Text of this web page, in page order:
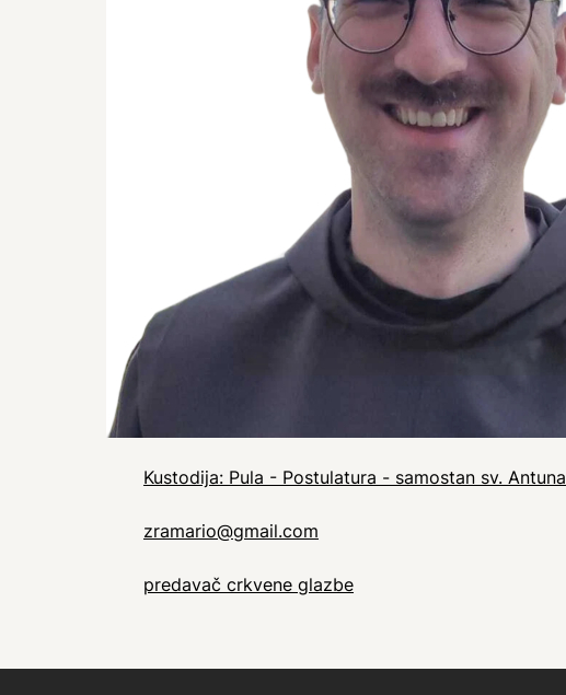
Kustodija: Pula - Postulatura - samostan sv. Antuna
zramario@gmail.com
predavač crkvene glazbe